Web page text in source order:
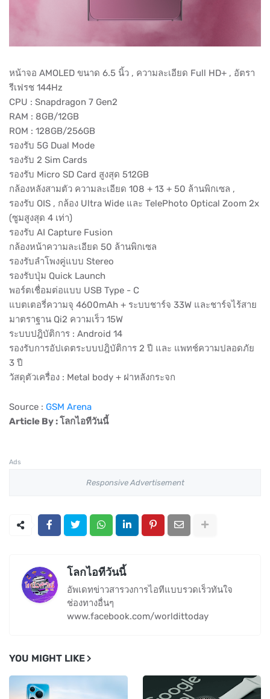
หน้าจอ AMOLED ขนาด 6.5 นิ้ว , ความละเอียด Full HD+ , อัตรา
รีเฟรช 144Hz
CPU : Snapdragon 7 Gen2
RAM : 8GB/12GB
ROM : 128GB/256GB
รองรับ 5G Dual Mode
รองรับ 2 Sim Cards
รองรับ Micro SD Card สูงสุด 512GB
กล้องหลังสามตัว ความละเอียด 108 + 13 + 50 ล้านพิกเซล ,
รองรับ OIS , กล้อง Ultra Wide และ TelePhoto Optical Zoom 2x
(ซูมสูงสุด 4 เท่า)
รองรับ AI Capture Fusion
กล้องหน้าความละเอียด 50 ล้านพิกเซล
รองรับลำโพงคู่แบบ Stereo
รองรับปุ่ม Quick Launch
พอร์ตเชื่อมต่อแบบ USB Type - C
แบตเตอรี่ความจุ 4600mAh + ระบบชาร์จ 33W และชาร์จไร้สาย
มาตราฐาน Qi2 ความเร็ว 15W
ระบบปฎิบัติการ : Android 14
รองรับการอัปเดตระบบปฎิบัติการ 2 ปี และ แพทช์ความปลอดภัย
3 ปี
วัสดุตัวเครื่อง : Metal body + ฝาหลังกระจก
Source : GSM Arena
Article By : โลกไอทีวันนี้
Ads
Responsive Advertisement
โลกไอทีวันนี้
อัพเดทข่าวสารวงการไอทีแบบรวดเร็วทันใจ
ช่องทางอื่นๆ
www.facebook.com/worldittoday
YOU MIGHT LIKE